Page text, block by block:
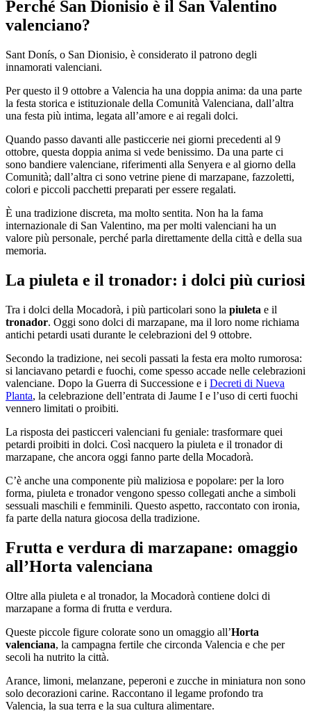
Perché San Dionisio è il San Valentino
valenciano?
Sant Donís, o San Dionisio, è considerato il patrono degli
innamorati valenciani.
Per questo il 9 ottobre a Valencia ha una doppia anima: da una parte
la festa storica e istituzionale della Comunità Valenciana, dall’altra
una festa più intima, legata all’amore e ai regali dolci.
Quando passo davanti alle pasticcerie nei giorni precedenti al 9
ottobre, questa doppia anima si vede benissimo. Da una parte ci
sono bandiere valenciane, riferimenti alla Senyera e al giorno della
Comunità; dall’altra ci sono vetrine piene di marzapane, fazzoletti,
colori e piccoli pacchetti preparati per essere regalati.
È una tradizione discreta, ma molto sentita. Non ha la fama
internazionale di San Valentino, ma per molti valenciani ha un
valore più personale, perché parla direttamente della città e della sua
memoria.
La piuleta e il tronador: i dolci più curiosi
Tra i dolci della Mocadorà, i più particolari sono la piuleta e il
tronador. Oggi sono dolci di marzapane, ma il loro nome richiama
antichi petardi usati durante le celebrazioni del 9 ottobre.
Secondo la tradizione, nei secoli passati la festa era molto rumorosa:
si lanciavano petardi e fuochi, come spesso accade nelle celebrazioni
valenciane. Dopo la Guerra di Successione e i Decreti di Nueva
Planta, la celebrazione dell’entrata di Jaume I e l’uso di certi fuochi
vennero limitati o proibiti.
La risposta dei pasticceri valenciani fu geniale: trasformare quei
petardi proibiti in dolci. Così nacquero la piuleta e il tronador di
marzapane, che ancora oggi fanno parte della Mocadorà.
C’è anche una componente più maliziosa e popolare: per la loro
forma, piuleta e tronador vengono spesso collegati anche a simboli
sessuali maschili e femminili. Questo aspetto, raccontato con ironia,
fa parte della natura giocosa della tradizione.
Frutta e verdura di marzapane: omaggio
all’Horta valenciana
Oltre alla piuleta e al tronador, la Mocadorà contiene dolci di
marzapane a forma di frutta e verdura.
Queste piccole figure colorate sono un omaggio all’Horta
valenciana, la campagna fertile che circonda Valencia e che per
secoli ha nutrito la città.
Arance, limoni, melanzane, peperoni e zucche in miniatura non sono
solo decorazioni carine. Raccontano il legame profondo tra
Valencia, la sua terra e la sua cultura alimentare.